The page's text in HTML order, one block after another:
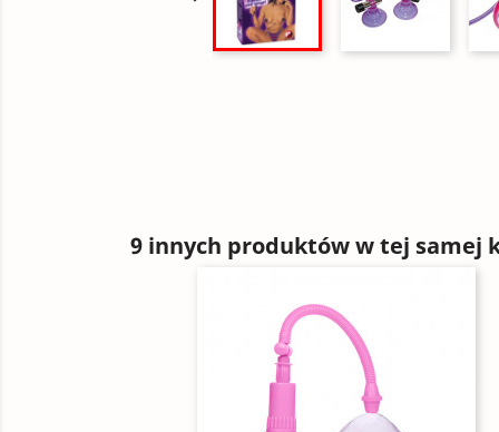
9 innych produktów w tej samej